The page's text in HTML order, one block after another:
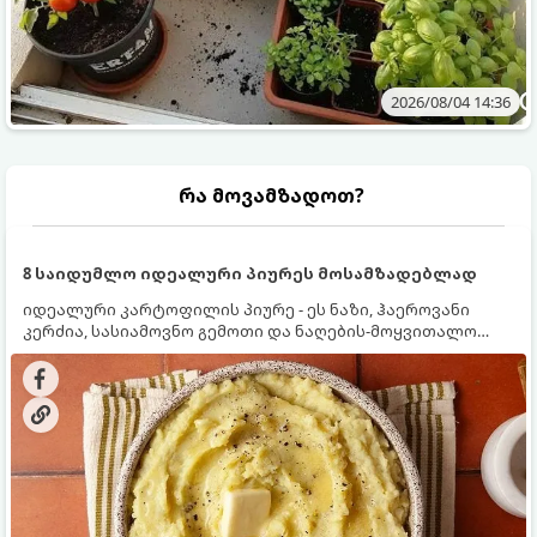
2026/08/04 14:36
რა მოვამზადოთ?
8 საიდუმლო იდეალური პიურეს მოსამზადებლად
იდეალური კარტოფილის პიურე - ეს ნაზი, ჰაეროვანი
კერძია, სასიამოვნო გემოთი და ნაღების-მოყვითალო
ფერით. მისი მომზადება ძალიან მარტივია, მაგრამ
არსებობს რამდენიმე საიდუმლო, რომლებიც უნდა
იცოდეთ, რომ პიურე იდეალურად გემრიელი გამოვიდეს.